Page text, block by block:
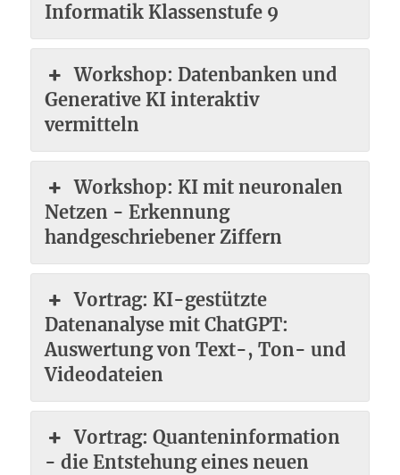
Informatik Klassenstufe 9
Workshop: Datenbanken und
Generative KI interaktiv
vermitteln
Workshop: KI mit neuronalen
Netzen - Erkennung
handgeschriebener Ziffern
Vortrag: KI-gestützte
Datenanalyse mit ChatGPT:
Auswertung von Text-, Ton- und
Videodateien
Vortrag: Quanteninformation
- die Entstehung eines neuen